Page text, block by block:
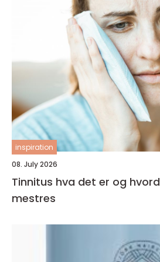
inspiration
08. July 2026
Tinnitus hva det er og hvordan det kan
mestres